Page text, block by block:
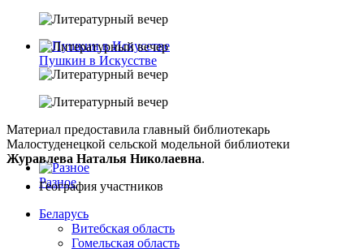
Пушкин в Искусстве
Разное
Материал предоставила главный библиотекарь
Малостуденецкой сельской модельной библиотеки
Журавлева Наталья Николаевна.
География участников
Беларусь
Витебская область
Гомельская область